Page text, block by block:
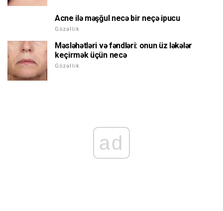
Acne ilə məşğul necə bir neçə ipucu
Gözəllik
Məsləhətləri və fəndləri: onun üz ləkələr
keçirmək üçün necə
Gözəllik
ad